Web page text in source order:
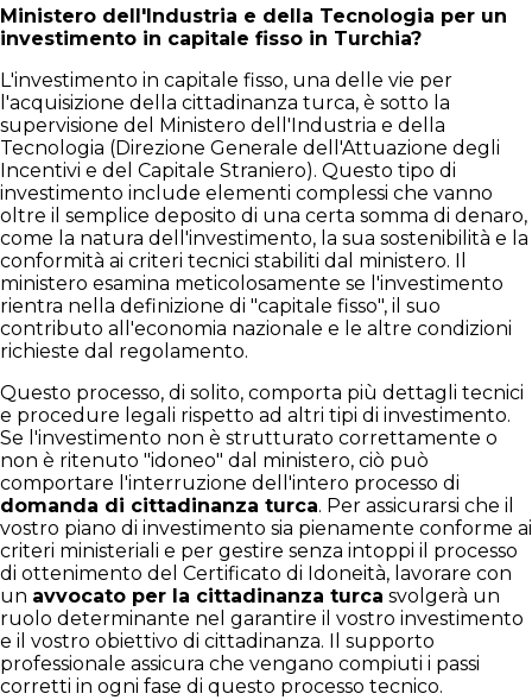
Ministero dell'Industria e della Tecnologia per un
investimento in capitale fisso in Turchia?
L'investimento in capitale fisso, una delle vie per
l'acquisizione della cittadinanza turca, è sotto la
supervisione del Ministero dell'Industria e della
Tecnologia (Direzione Generale dell'Attuazione degli
Incentivi e del Capitale Straniero). Questo tipo di
investimento include elementi complessi che vanno
oltre il semplice deposito di una certa somma di denaro,
come la natura dell'investimento, la sua sostenibilità e la
conformità ai criteri tecnici stabiliti dal ministero. Il
ministero esamina meticolosamente se l'investimento
rientra nella definizione di "capitale fisso", il suo
contributo all'economia nazionale e le altre condizioni
richieste dal regolamento.
Questo processo, di solito, comporta più dettagli tecnici
e procedure legali rispetto ad altri tipi di investimento.
Se l'investimento non è strutturato correttamente o
non è ritenuto "idoneo" dal ministero, ciò può
comportare l'interruzione dell'intero processo di
domanda di cittadinanza turca. Per assicurarsi che il
vostro piano di investimento sia pienamente conforme ai
criteri ministeriali e per gestire senza intoppi il processo
di ottenimento del Certificato di Idoneità, lavorare con
un avvocato per la cittadinanza turca svolgerà un
ruolo determinante nel garantire il vostro investimento
e il vostro obiettivo di cittadinanza. Il supporto
professionale assicura che vengano compiuti i passi
corretti in ogni fase di questo processo tecnico.